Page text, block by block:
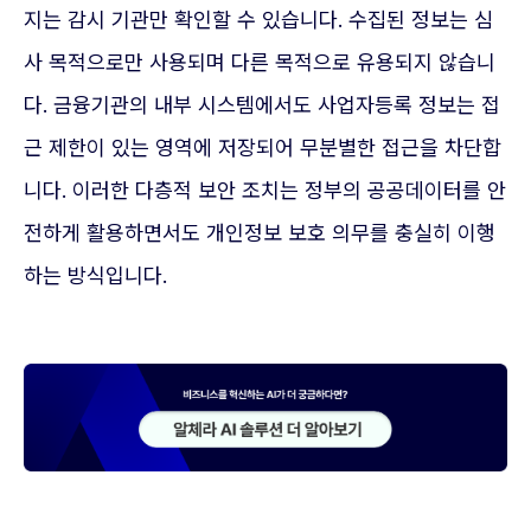
지는 감시 기관만 확인할 수 있습니다. 수집된 정보는 심
사 목적으로만 사용되며 다른 목적으로 유용되지 않습니
다. 금융기관의 내부 시스템에서도 사업자등록 정보는 접
근 제한이 있는 영역에 저장되어 무분별한 접근을 차단합
니다. 이러한 다층적 보안 조치는 정부의 공공데이터를 안
전하게 활용하면서도 개인정보 보호 의무를 충실히 이행
하는 방식입니다.